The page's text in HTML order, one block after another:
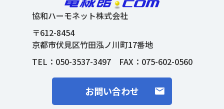
協和ハーモネット株式会社
〒612-8454
京都市伏見区竹田泓ノ川町17番地
TEL： 050-3537-3497FAX：075-602-0560
お問い合わせ